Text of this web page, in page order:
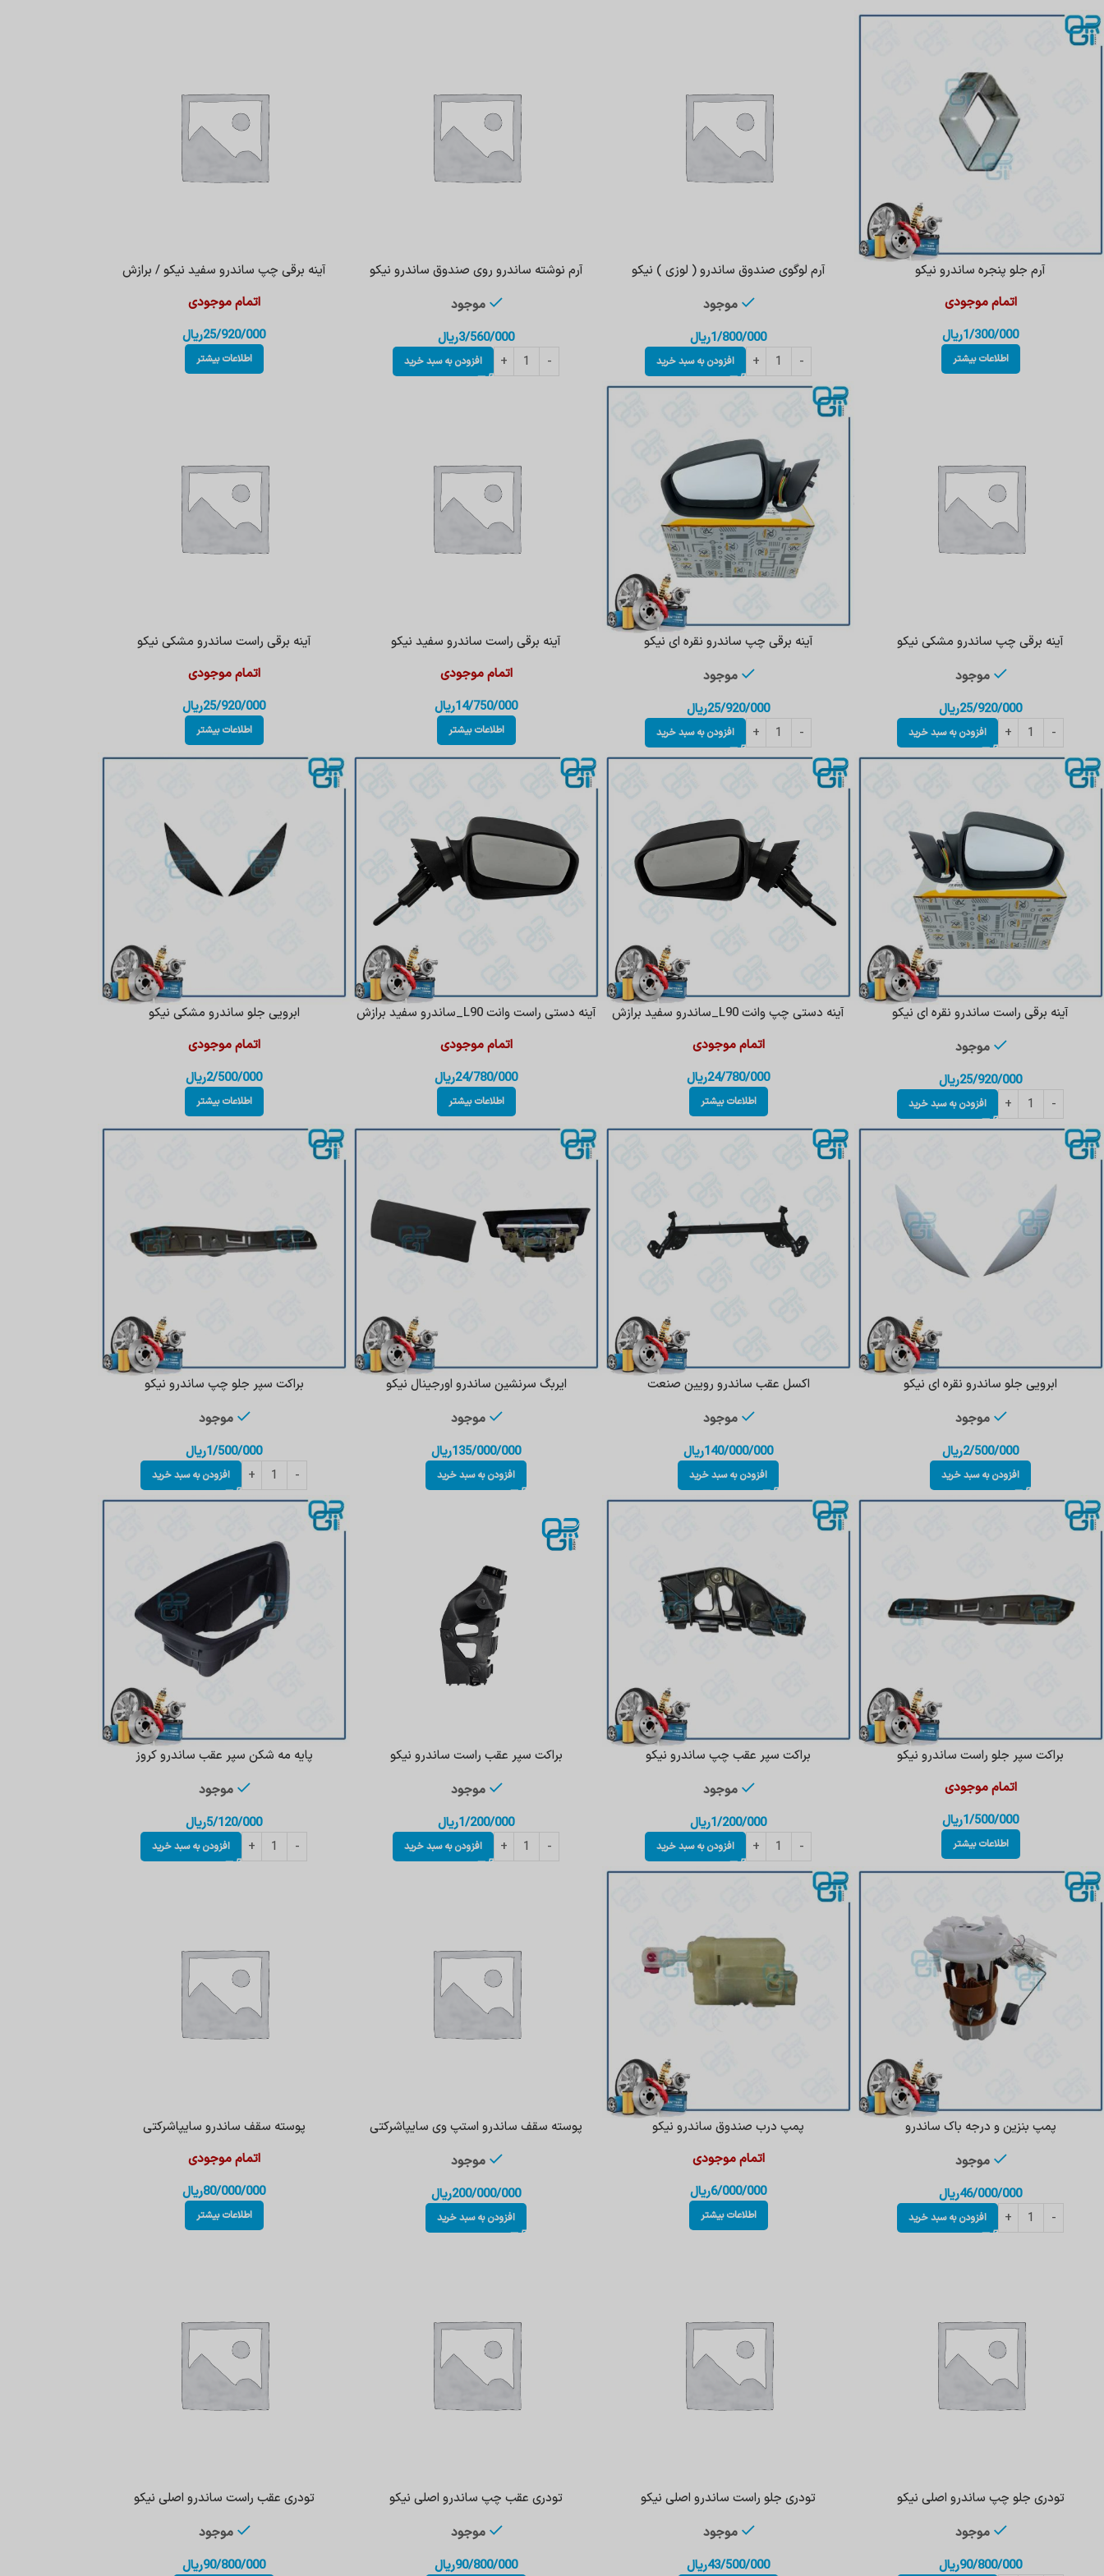
آرم جلو پنجره ساندرو نیکو
اتمام موجودی
1/300/000ریال
اطلاعات بیشتر
آرم لوگوی صندوق ساندرو ( لوزی ) نیکو
موجود
1/800/000ریال
افزودن به سبد خرید
آرم نوشته ساندرو روی صندوق ساندرو نیکو
موجود
3/560/000ریال
افزودن به سبد خرید
آینه برقی چپ ساندرو سفید نیکو / برازش
اتمام موجودی
25/920/000ریال
اطلاعات بیشتر
آینه برقی چپ ساندرو مشکی نیکو
موجود
25/920/000ریال
افزودن به سبد خرید
آینه برقی چپ ساندرو نقره ای نیکو
موجود
25/920/000ریال
افزودن به سبد خرید
آینه برقی راست ساندرو سفید نیکو
اتمام موجودی
14/750/000ریال
اطلاعات بیشتر
آینه برقی راست ساندرو مشکی نیکو
اتمام موجودی
25/920/000ریال
اطلاعات بیشتر
آینه برقی راست ساندرو نقره ای نیکو
موجود
25/920/000ریال
افزودن به سبد خرید
آینه دستی چپ وانت L90_ساندرو سفید برازش
اتمام موجودی
24/780/000ریال
اطلاعات بیشتر
آینه دستی راست وانت L90_ساندرو سفید برازش
اتمام موجودی
24/780/000ریال
اطلاعات بیشتر
ابرویی جلو ساندرو مشکی نیکو
اتمام موجودی
2/500/000ریال
اطلاعات بیشتر
ابرویی جلو ساندرو نقره ای نیکو
موجود
2/500/000ریال
افزودن به سبد خرید
اکسل عقب ساندرو رویین صنعت
موجود
140/000/000ریال
افزودن به سبد خرید
ایربگ سرنشین ساندرو اورجینال نیکو
موجود
135/000/000ریال
افزودن به سبد خرید
براکت سپر جلو چپ ساندرو نیکو
موجود
1/500/000ریال
افزودن به سبد خرید
براکت سپر جلو راست ساندرو نیکو
اتمام موجودی
1/500/000ریال
اطلاعات بیشتر
براکت سپر عقب چپ ساندرو نیکو
موجود
1/200/000ریال
افزودن به سبد خرید
براکت سپر عقب راست ساندرو نیکو
موجود
1/200/000ریال
افزودن به سبد خرید
پایه مه شکن سپر عقب ساندرو کروز
موجود
5/120/000ریال
افزودن به سبد خرید
پمپ بنزین و درجه باک ساندرو
موجود
46/000/000ریال
افزودن به سبد خرید
پمپ درب صندوق ساندرو نیکو
اتمام موجودی
6/000/000ریال
اطلاعات بیشتر
پوسته سقف ساندرو استپ وی سایپاشرکتی
موجود
200/000/000ریال
افزودن به سبد خرید
پوسته سقف ساندرو سایپاشرکتی
اتمام موجودی
80/000/000ریال
اطلاعات بیشتر
تودری جلو چپ ساندرو اصلی نیکو
موجود
90/800/000ریال
تودری جلو راست ساندرو اصلی نیکو
موجود
43/500/000ریال
تودری عقب چپ ساندرو اصلی نیکو
موجود
90/800/000ریال
تودری عقب راست ساندرو اصلی نیکو
موجود
90/800/000ریال